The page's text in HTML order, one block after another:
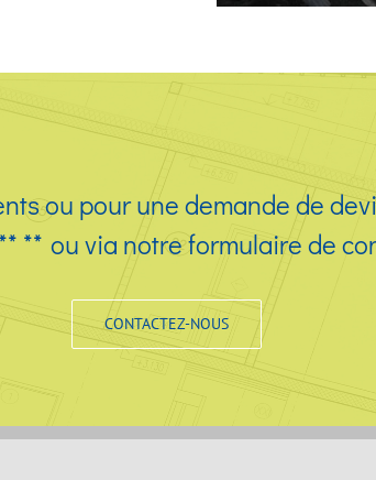
ou pour une demande de
** ou via notre formulaire de
CONTACTEZ-NOUS